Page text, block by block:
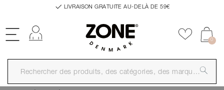
LIVRAISON GRATUITE AU-DELÀ DE 59€
Se connecter Ajouter
0